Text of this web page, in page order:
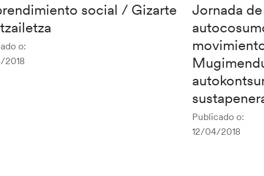
social / Gizarte
o:
Jornada
Publicado o:
12/04/2018